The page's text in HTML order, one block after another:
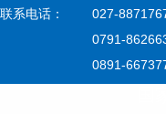
联系电话：
027-
0791-
0891-